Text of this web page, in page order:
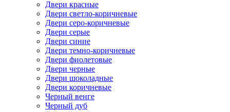
Двери красные
Двери светло-коричневые
Двери серо-коричневые
Двери серые
Двери синие
Двери темно-коричневые
Двери фиолетовые
Двери черные
Двери шоколадные
Двери коричневые
Черный венге
Черный дуб